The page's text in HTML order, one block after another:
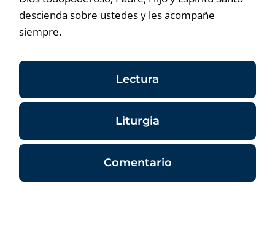
descienda sobre ustedes y les acompañe
siempre.
Lectura
Liturgia
Comentario